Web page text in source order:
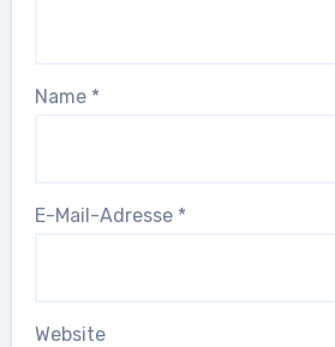
Name *
E-Mail-Adresse *
Website